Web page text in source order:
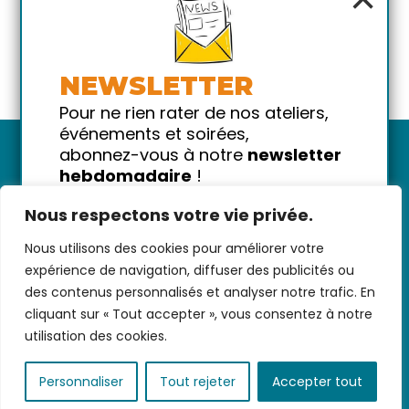
Nous respectons votre vie privée.
Nous utilisons des cookies pour améliorer votre
expérience de navigation, diffuser des publicités ou
des contenus personnalisés et analyser notre trafic. En
cliquant sur « Tout accepter », vous consentez à notre
utilisation des cookies.
Personnaliser Tout rejeter Accepter tout
Nous contacter- CGV/CGU-Données
personnelles-Infos pratiques- FAQ
NEWSLETTER
Pour ne rien rater de nos ateliers,
événements et soirées,
abonnez-vous à notre newsletter
hebdomadaire !
!
Votre email